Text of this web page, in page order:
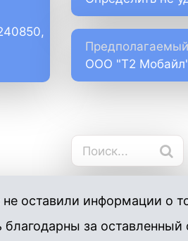
ООО "Т2
оставили информации о
за